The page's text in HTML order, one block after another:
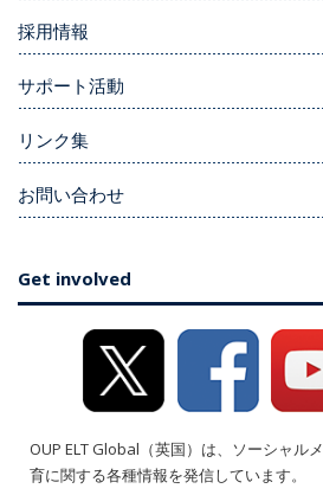
採用情報
サポート活動
リンク集
お問い合わせ
Get involved
OUP ELT Global（英国）は、ソーシャル
育に関する各種情報を発信しています。